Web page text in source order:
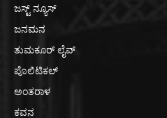
ಜಸ್ಟ್ ನ್ಯೂಸ್
ಜನಮನ
ತುಮಕೂರ್ ಲೈವ್
ಪೊಲಿಟಿಕಲ್
ಅಂತರಾಳ
ಕವನ